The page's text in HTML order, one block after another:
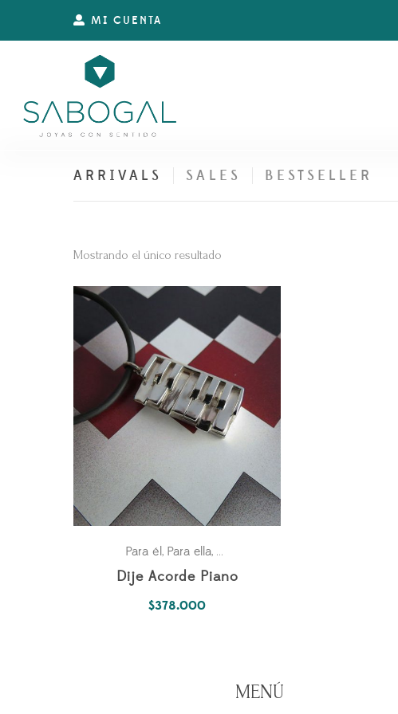
MI CUENTA
ARRIVALS SALES BESTSELLER
Mostrando el único resultado
Para él, Para ella, Parejas
Dije Acorde Piano
$378.000
MENÚ